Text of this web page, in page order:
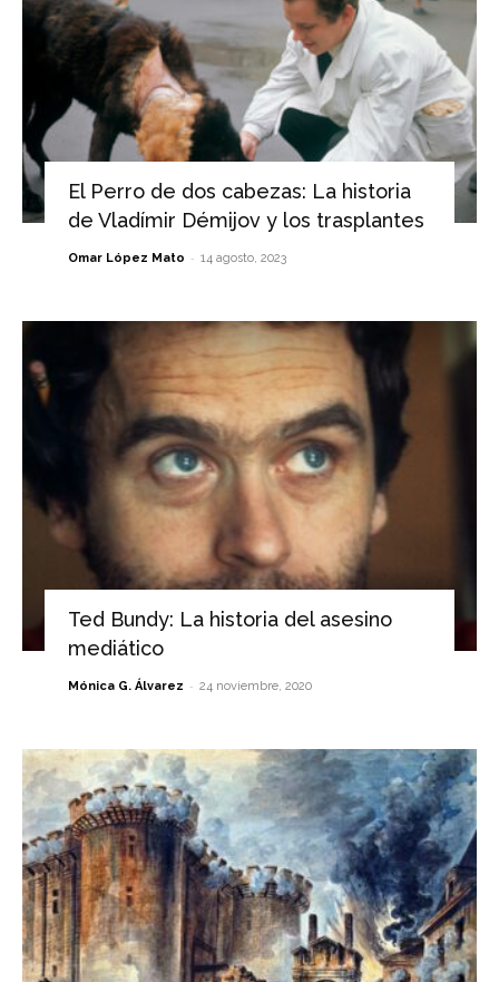
El Perro de dos cabezas: La historia
de Vladímir Démijov y los trasplantes
Omar López Mato - 14 agosto, 2023
Ted Bundy: La historia del asesino
mediático
Mónica G. Álvarez - 24 noviembre, 2020